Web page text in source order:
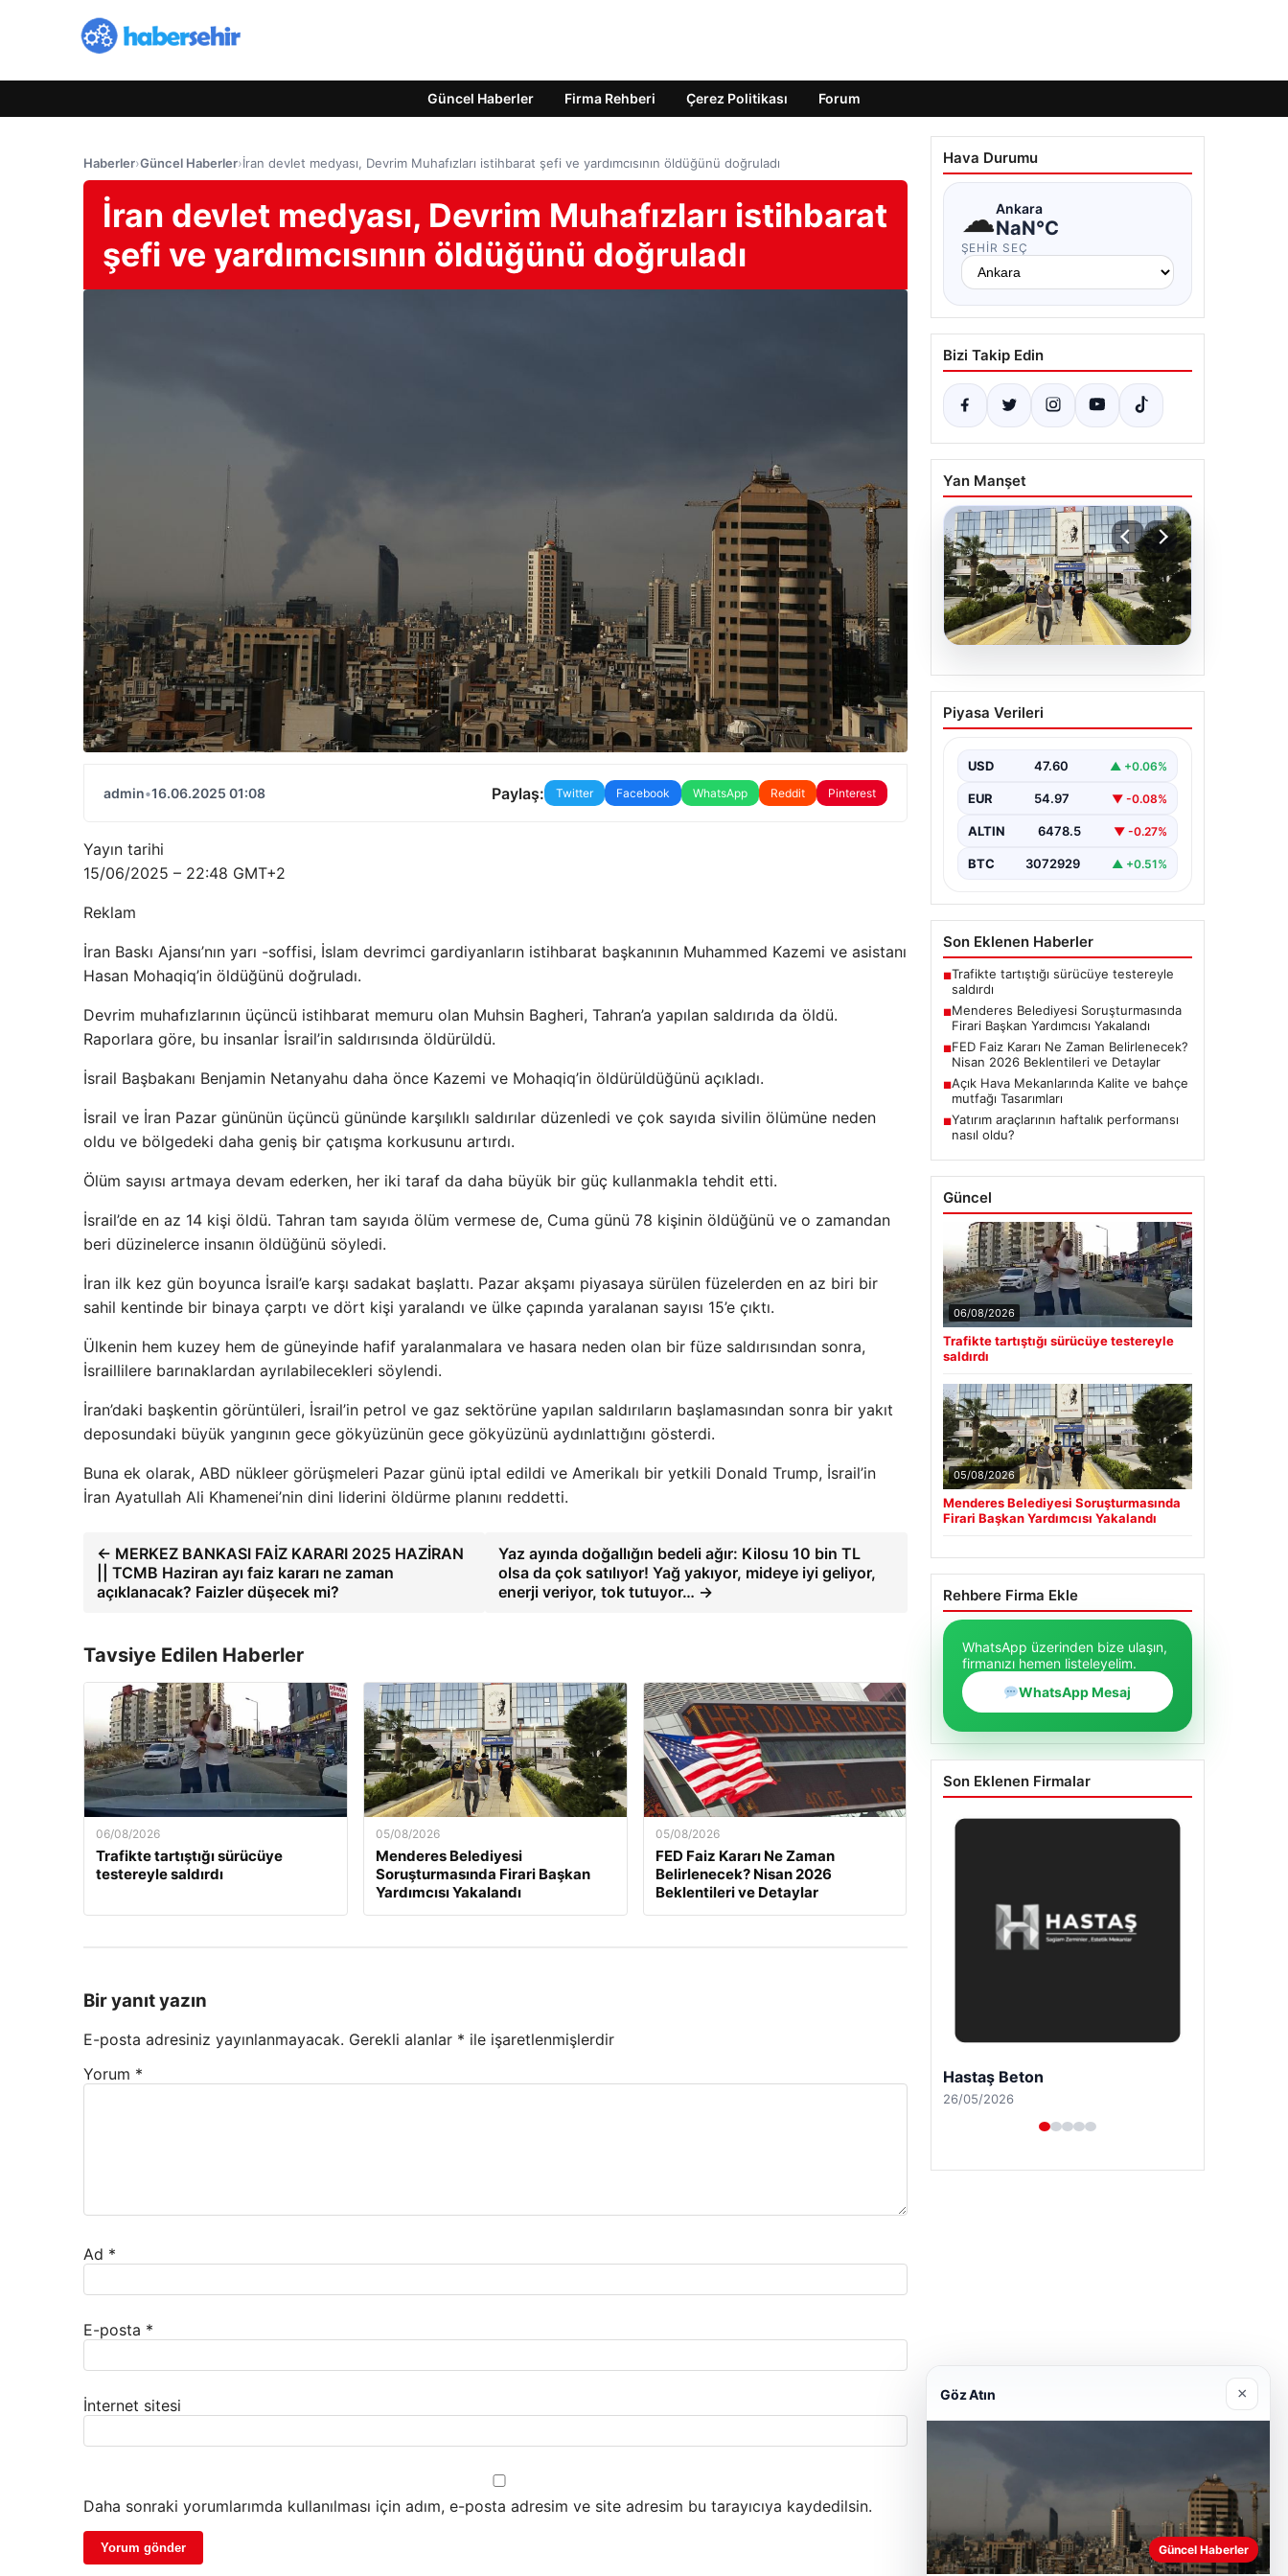
Güncel Haberler Firma Rehberi Çerez Politikası Forum
Haberler›Güncel Haberler›İran devlet medyası, Devrim Muhafızları istihbarat şefi ve yardımcısının öldüğünü doğruladı
İran devlet medyası, Devrim Muhafızları istihbarat
şefi ve yardımcısının öldüğünü doğruladı
admin•16.06.2025 01:08 Paylaş: Twitter Facebook WhatsApp Reddit Pinterest
Yayın tarihi
15/06/2025 – 22:48 GMT+2
Reklam
İran Baskı Ajansı’nın yarı -soffisi, İslam devrimci gardiyanların istihbarat başkanının Muhammed Kazemi ve asistanı
Hasan Mohaqiq’in öldüğünü doğruladı.
Devrim muhafızlarının üçüncü istihbarat memuru olan Muhsin Bagheri, Tahran’a yapılan saldırıda da öldü.
Raporlara göre, bu insanlar İsrail’in saldırısında öldürüldü.
İsrail Başbakanı Benjamin Netanyahu daha önce Kazemi ve Mohaqiq’in öldürüldüğünü açıkladı.
İsrail ve İran Pazar gününün üçüncü gününde karşılıklı saldırılar düzenledi ve çok sayıda sivilin ölümüne neden
oldu ve bölgedeki daha geniş bir çatışma korkusunu artırdı.
Ölüm sayısı artmaya devam ederken, her iki taraf da daha büyük bir güç kullanmakla tehdit etti.
İsrail’de en az 14 kişi öldü. Tahran tam sayıda ölüm vermese de, Cuma günü 78 kişinin öldüğünü ve o zamandan
beri düzinelerce insanın öldüğünü söyledi.
İran ilk kez gün boyunca İsrail’e karşı sadakat başlattı. Pazar akşamı piyasaya sürülen füzelerden en az biri bir
sahil kentinde bir binaya çarptı ve dört kişi yaralandı ve ülke çapında yaralanan sayısı 15’e çıktı.
Ülkenin hem kuzey hem de güneyinde hafif yaralanmalara ve hasara neden olan bir füze saldırısından sonra,
İsraillilere barınaklardan ayrılabilecekleri söylendi.
İran’daki başkentin görüntüleri, İsrail’in petrol ve gaz sektörüne yapılan saldırıların başlamasından sonra bir yakıt
deposundaki büyük yangının gece gökyüzünün gece gökyüzünü aydınlattığını gösterdi.
Buna ek olarak, ABD nükleer görüşmeleri Pazar günü iptal edildi ve Amerikalı bir yetkili Donald Trump, İsrail’in
İran Ayatullah Ali Khamenei’nin dini liderini öldürme planını reddetti.
← MERKEZ BANKASI FAİZ KARARI 2025 HAZİRAN
|| TCMB Haziran ayı faiz kararı ne zaman
açıklanacak? Faizler düşecek mi?
Yaz ayında doğallığın bedeli ağır: Kilosu 10 bin TL
olsa da çok satılıyor! Yağ yakıyor, mideye iyi geliyor,
enerji veriyor, tok tutuyor… →
Tavsiye Edilen Haberler
06/08/2026
Trafikte tartıştığı sürücüye
testereyle saldırdı
05/08/2026
Menderes Belediyesi
Soruşturmasında Firari Başkan
Yardımcısı Yakalandı
05/08/2026
FED Faiz Kararı Ne Zaman
Belirlenecek? Nisan 2026
Beklentileri ve Detaylar
Bir yanıt yazın
E-posta adresiniz yayınlanmayacak. Gerekli alanlar * ile işaretlenmişlerdir
Yorum *
Ad *
E-posta *
İnternet sitesi
Daha sonraki yorumlarımda kullanılması için adım, e-posta adresim ve site adresim bu tarayıcıya kaydedilsin.
Hava Durumu
☁Ankara
NaN°C
ŞEHIR SEÇ
Bizi Takip Edin
Yan Manşet
05.08.2026
Menderes Belediyesi
Soruşturmasında Firari
Yakalandı
İzmir’in Menderes ilçesinde
yürütülen geniş çaplı bir
soruşturma kapsamında, Belediye
Başkan Yardımcısı Rüzgar
Piyasa Verileri
USD 47.60 ▲ +0.06%
EUR 54.97 ▼ -0.08%
ALTIN 6478.5 ▼ -0.27%
BTC 3072929 ▲ +0.51%
Son Eklenen Haberler
■Trafikte tartıştığı sürücüye testereyle
saldırdı
■Menderes Belediyesi Soruşturmasında
Firari Başkan Yardımcısı Yakalandı
■FED Faiz Kararı Ne Zaman Belirlenecek?
Nisan 2026 Beklentileri ve Detaylar
■Açık Hava Mekanlarında Kalite ve bahçe
mutfağı Tasarımları
■Yatırım araçlarının haftalık performansı
nasıl oldu?
Güncel
06/08/2026
Trafikte tartıştığı sürücüye testereyle
saldırdı
05/08/2026
Menderes Belediyesi Soruşturmasında
Firari Başkan Yardımcısı Yakalandı
Rehbere Firma Ekle
WhatsApp üzerinden bize ulaşın,
firmanızı hemen listeleyelim.
WhatsApp Mesaj
Son Eklenen Firmalar
Enes Kaplan Avukatlık Bürosu
28/04/2026
Göz Atın ×
Güncel Haberler